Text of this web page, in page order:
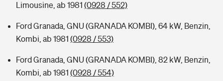
Limousine, ab 1981 (0928 / 552)
Ford Granada, GNU (GRANADA KOMBI), 64 kW, Benzin,
Kombi, ab 1981 (0928 / 553)
Ford Granada, GNU (GRANADA KOMBI), 82 kW, Benzin,
Kombi, ab 1981 (0928 / 554)